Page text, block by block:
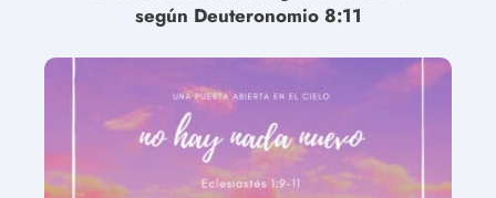
según Deuteronomio 8:11